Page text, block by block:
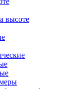
высоте